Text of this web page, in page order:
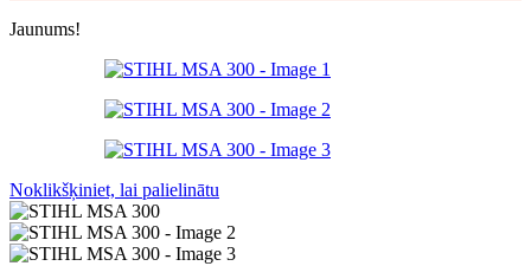
Jaunums!
Noklikšķiniet, lai palielinātu